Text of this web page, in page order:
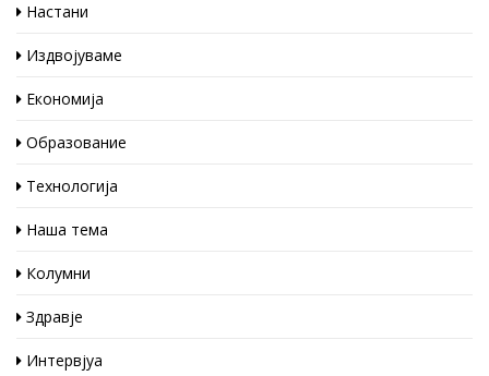
Настани
Издвојуваме
Економија
Образование
Технологија
Наша тема
Колумни
Здравје
Интервјуа